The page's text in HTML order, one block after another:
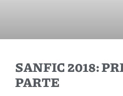
SANFIC 2018:
PARTE